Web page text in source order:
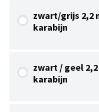
zwart/grijs 2,2
karabijn
zwart / geel
karabijn